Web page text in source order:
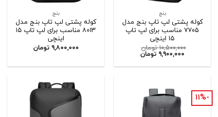
بنج
کوله پشتی لپ تاپ بنج مدل
۷۷۰۵ مناسب برای لپ تاپ
۱۵ اینچی
۱۰,۵۰۰,۰۰۰ تومان
۹,۹۰۰,۰۰۰ تومان
بنج
کوله پشتی لپ تاپ بنج مدل
۸۰۱۳ مناسب برای لپ تاپ ۱۵
اینچی
۹,۸۰۰,۰۰۰ تومان
-۱۱%